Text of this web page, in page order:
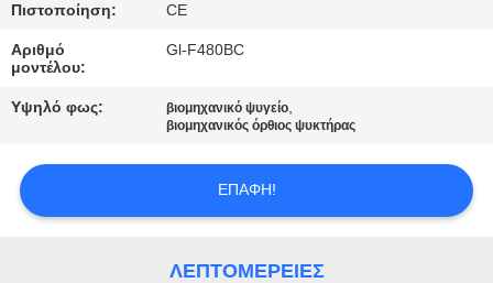
ΈΛΕΓΧΟΣ
ΠΟΙΌΤΗΤΑΣ
ΕΙΔΉΣΕΙΣ
Πιστοποίηση: CE
Αριθμό
μοντέλου:
Gl-F480BC
Υψηλό φως: βιομηχανικό ψυγείο,
βιομηχανικός όρθιος ψυκτήρας
ΕΠΑΦΉ!
ΛΕΠΤΟΜΈΡΕΙΕΣ